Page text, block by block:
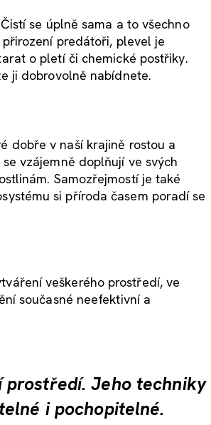
se úplně sama a to všechno
predátoři, plevel je
o pletí či chemické postřiky.
ji dobrovolně nabídnete.
dobře v naší krajině rostou a
vzájemně doplňují ve svých
Samozřejmostí je také
si příroda časem poradí se
veškerého prostředí, ve
současné neefektivní a
prostředí. Jeho techniky
i pochopitelné.